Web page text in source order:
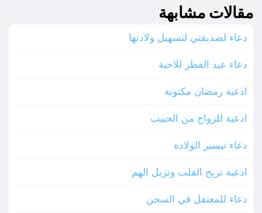
مقالات مشابهة
دعاء لصديقتي لتسهيل ولادتها
دعاء عيد الفطر للاحبة
ادعية رمضان مكتوبة
ادعية للزواج من الحبيب
دعاء تيسير الولادة
ادعية تريح القلب وتزيل الهم
دعاء للمعتقل في السجن